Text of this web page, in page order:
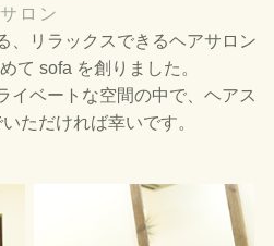
サロン
、リラックスできるヘアサロン
て sofa を創りました。
イベートな空間の中で、ヘアス
ただければ幸いです。